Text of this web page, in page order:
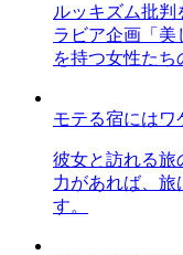
ルッキズム批
ラビア企画「美
を持つ女性たち
モテる宿にはワ
彼女と訪れる
力があれば、旅
す。